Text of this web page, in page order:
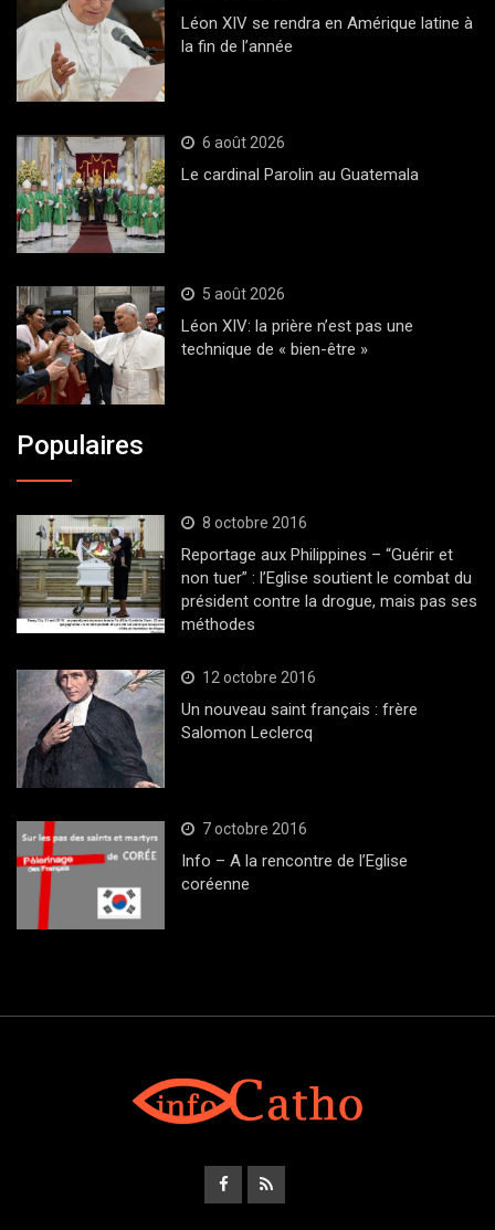
Léon XIV se rendra en Amérique latine à
la fin de l’année
6 août 2026
Le cardinal Parolin au Guatemala
5 août 2026
Léon XIV: la prière n’est pas une
technique de « bien-être »
Populaires
8 octobre 2016
Reportage aux Philippines – “Guérir et
non tuer” : l’Eglise soutient le combat du
président contre la drogue, mais pas ses
méthodes
12 octobre 2016
Un nouveau saint français : frère
Salomon Leclercq
7 octobre 2016
Info – A la rencontre de l’Eglise
coréenne